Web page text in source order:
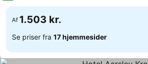
Af 1.503 kr.
Se priser fra 17 hjemmesider